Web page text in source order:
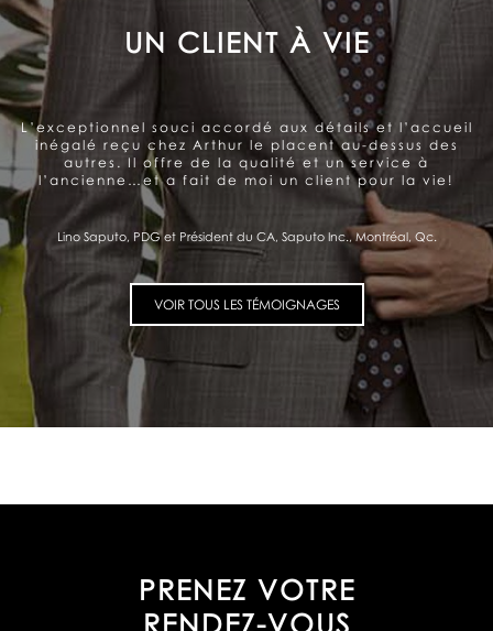
LE SOUCI DE LA SATISFACTION
DU CLIENT
Arthur offre un service très personnalisé et
professionnel. Belle gamme de produits. Le souci de la
satisfaction du client se ressent et me donne
Pierre Fitzgibbon, Ministre de l'Économie et de l'Innovation, Québec, Qc.
VOIR TOUS LES TÉMOIGNAGES
PRENEZ VOTRE